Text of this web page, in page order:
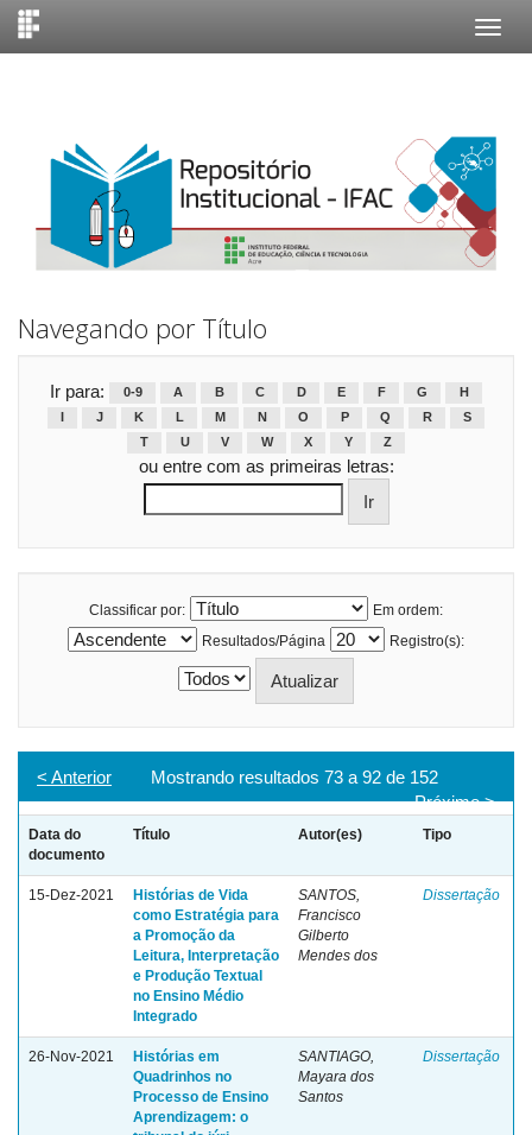
Navegando por Título
Ir para: 0-9 A B C D E F G
H
J K L M N O P Q R
S
T
U V W X Y Z
ou entre com as primeiras letras:
Classificar por:
Em ordem:
Resultados/Página
Registro(s):
Mostrando resultados 73 a 92 de 152
< Anterior
Próximo >
Data do
documento
Título Autor(es) Tipo
15-Dez-2021
Histórias de Vida
como Estratégia para
a Promoção da
Leitura, Interpretação
e Produção Textual
no Ensino Médio
Integrado
SANTOS,
Francisco
Gilberto
Mendes dos
Dissertação
26-Nov-2021
Histórias em
Quadrinhos no
Processo de Ensino
Aprendizagem: o
SANTIAGO,
Mayara dos
Santos
Dissertação